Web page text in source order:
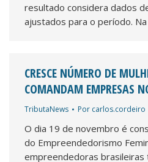
resultado considera dados
ajustados para o período.
CRESCE NÚMERO DE
COMANDAM EMPRESAS
TributaNews Por carlos.cordeiro
O dia 19 de novembro é
do Empreendedorismo
empreendedoras brasileiras